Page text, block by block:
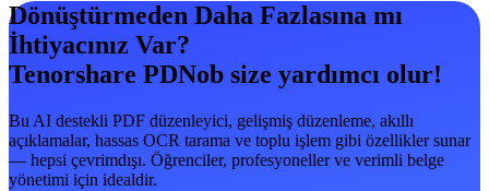
Dönüştürmeden Daha Fazlasına mı
İhtiyacınız Var?
Tenorshare PDNob size yardımcı olur!
Bu AI destekli PDF düzenleyici, gelişmiş düzenleme, akıllı
açıklamalar, hassas OCR tarama ve toplu işlem gibi özellikler sunar
— hepsi çevrimdışı. Öğrenciler, profesyoneller ve verimli belge
yönetimi için idealdir.